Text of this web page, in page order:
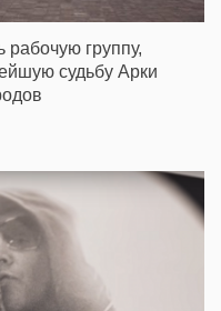
рабочую группу,
судьбу Арки